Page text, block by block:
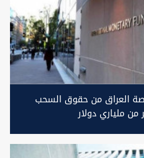
العراق من حقوق السحب
من ملياري دولار